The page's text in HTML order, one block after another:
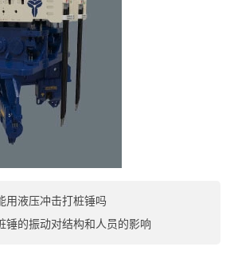
用液压冲击打桩锤吗
锤的振动对结构和人员的影响